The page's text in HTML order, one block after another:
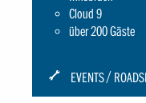
Cloud 9
über 200 Gäste
ICON:EVENTS